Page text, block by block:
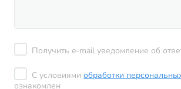
Получить e-mail уведомление об
С условиями обработки
ознакомлен